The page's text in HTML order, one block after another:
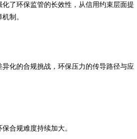
了环保监管的长效性，从信用约束层面提
制。
化的合规挑战，环保压力的传导路径与应
合规难度持续加大。